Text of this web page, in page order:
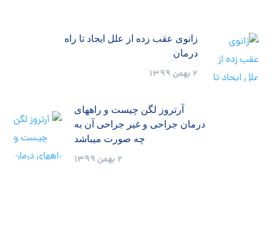
زانوی عقب زده از علل ایجاد تا راه
درمان
2 بهمن 1399
آرتروز لگن چیست و راههای
درمان جراحی و غیر جراحی آن به
چه صورت میباشد
2 بهمن 1399